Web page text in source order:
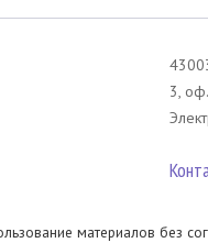
3,
материалов без